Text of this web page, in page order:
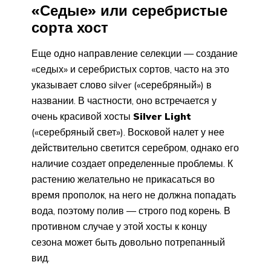
«Седые» или серебристые
сорта хост
Еще одно направление селекции — создание
«седых» и серебристых сортов, часто на это
указывает слово silver («серебряный») в
названии. В частности, оно встречается у
очень красивой хосты Silver Light
(«серебряный свет»). Восковой налет у нее
действительно светится серебром, однако его
наличие создает определенные проблемы. К
растению желательно не прикасаться во
время прополок, на него не должна попадать
вода, поэтому полив — строго под корень. В
противном случае у этой хосты к концу
сезона может быть довольно потрепанный
вид.